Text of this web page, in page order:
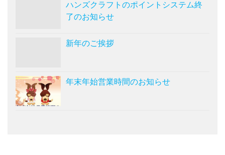
ハンズクラフトのポイントシステム終
了のお知らせ
新年のご挨拶
年末年始営業時間のお知らせ